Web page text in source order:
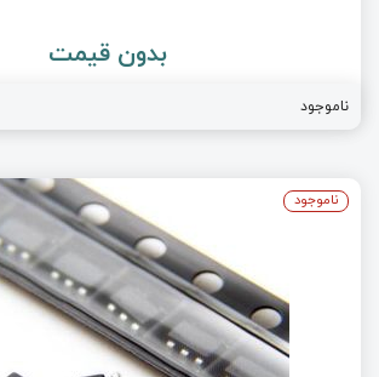
بدون قیمت
ناموجود
ناموجود